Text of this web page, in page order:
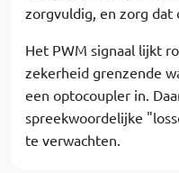
zorgvuldig, en zorg
Het PWM signaal lijkt
zekerheid grenzende
een optocoupler in.
spreekwoordelijke
te verwachten.